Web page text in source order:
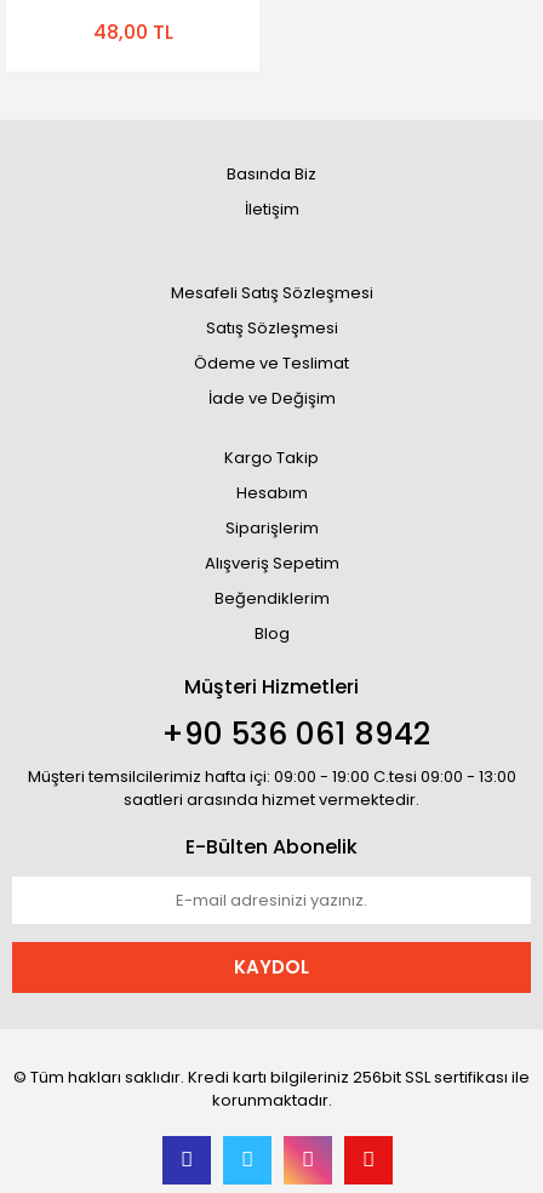
48,00 TL
Basında Biz
İletişim
Mesafeli Satış Sözleşmesi
Satış Sözleşmesi
Ödeme ve Teslimat
İade ve Değişim
Kargo Takip
Hesabım
Siparişlerim
Alışveriş Sepetim
Beğendiklerim
Blog
Müşteri Hizmetleri
+90 536 061 8942
Müşteri temsilcilerimiz hafta içi: 09:00 - 19:00 C.tesi 09:00 - 13:00
saatleri arasında hizmet vermektedir.
E-Bülten Abonelik
KAYDOL
© Tüm hakları saklıdır. Kredi kartı bilgileriniz 256bit SSL sertifikası ile
korunmaktadır.